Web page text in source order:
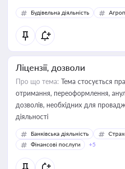
Будівельна діяльність
Ліцензії, дозволи
Про що тема: Тема стосується
отримання, переоформлення,
дозволів, необхідних для
діяльності
Банківська діяльність
Фінансові послуги
+5